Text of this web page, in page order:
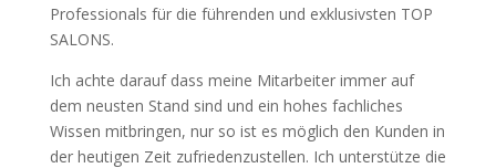
Professionals für die führenden und exklusivsten TOP
SALONS.
Ich achte darauf dass meine Mitarbeiter immer auf
dem neusten Stand sind und ein hohes fachliches
Wissen mitbringen, nur so ist es möglich den Kunden in
der heutigen Zeit zufriedenzustellen. Ich unterstütze die